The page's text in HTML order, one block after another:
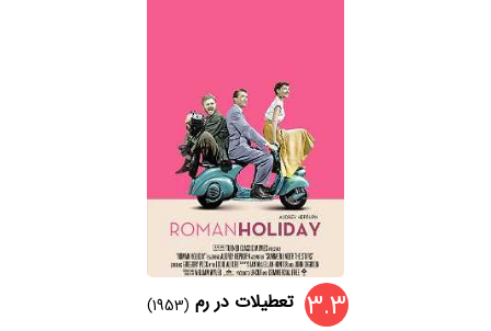
3.3 تعطیلات در رم (1953)